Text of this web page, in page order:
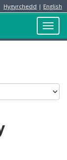
Hygyrchedd | English